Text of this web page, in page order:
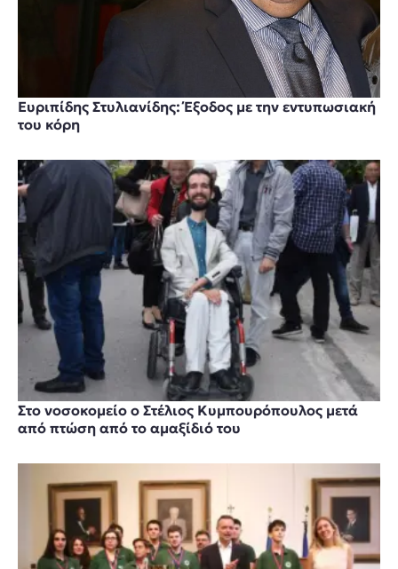
Ευριπίδης Στυλιανίδης: Έξοδος με την εντυπωσιακή
του κόρη
Στο νοσοκομείο ο Στέλιος Κυμπουρόπουλος μετά
από πτώση από το αμαξίδιό του